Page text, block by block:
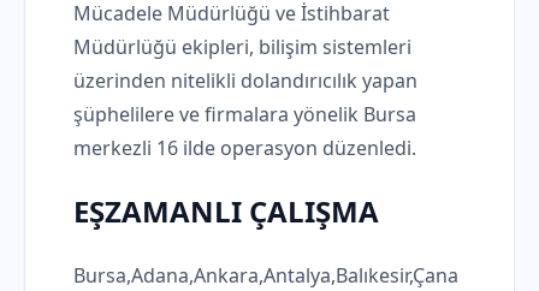
Mücadele Müdürlüğü ve İstihbarat
Müdürlüğü ekipleri, bilişim sistemleri
üzerinden nitelikli dolandırıcılık yapan
şüphelilere ve firmalara yönelik Bursa
merkezli 16 ilde operasyon düzenledi.
EŞZAMANLI ÇALIŞMA
Bursa,Adana,Ankara,Antalya,Balıkesir,Çana